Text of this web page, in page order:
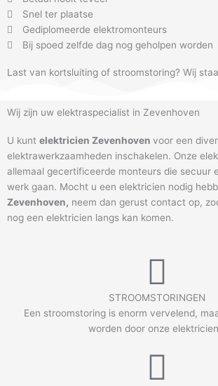
Snel ter plaatse
Gediplomeerde elektromonteurs
Bij spoed zelfde dag nog geholpen worden
Last van kortsluiting of stroomstoring? Wij
Wij zijn uw elektraspecialist in Zevenhoven
U kunt elektricien Zevenhoven voor een
elektrawerkzaamheden inschakelen. Onze
allemaal gecertificeerde monteurs die secuur
werk gaan. Mocht u een elektricien nodig
Zevenhoven, neem dan gerust contact op,
nog een elektricien langs kan komen.
STROOMSTORINGEN
Een stroomstoring is enorm vervelend,
worden door onze